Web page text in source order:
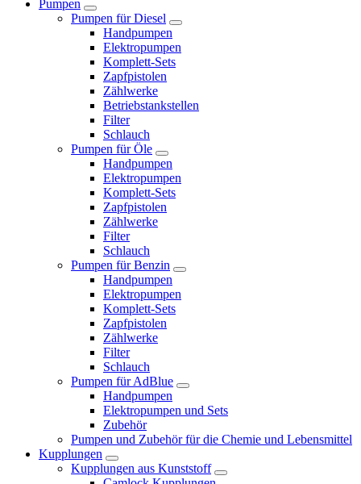
Pumpen
Pumpen für Diesel
Handpumpen
Elektropumpen
Komplett-Sets
Zapfpistolen
Zählwerke
Betriebstankstellen
Filter
Schlauch
Pumpen für Öle
Handpumpen
Elektropumpen
Komplett-Sets
Zapfpistolen
Zählwerke
Filter
Schlauch
Pumpen für Benzin
Handpumpen
Elektropumpen
Komplett-Sets
Zapfpistolen
Zählwerke
Filter
Schlauch
Pumpen für AdBlue
Handpumpen
Elektropumpen und Sets
Zubehör
Pumpen und Zubehör für die Chemie und Lebensmittel
Kupplungen
Kupplungen aus Kunststoff